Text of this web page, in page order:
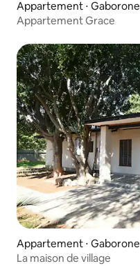
Appartement ⋅ Gaborone
Appartement Grace
Appartement ⋅ Gaborone
La maison de village